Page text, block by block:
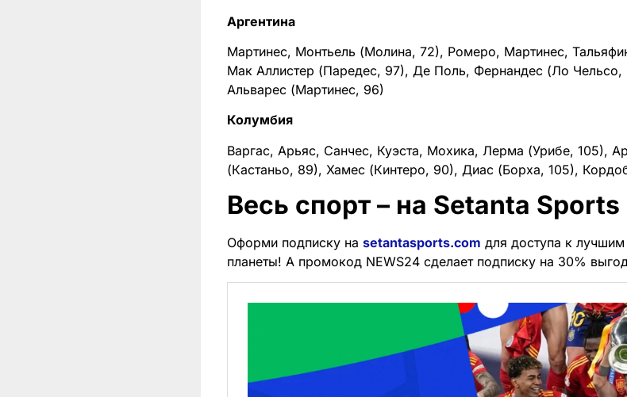
Аргентина
Мартинес, Монтьель (Молина, 72), Ромеро, Мартинес,
Мак Аллистер (Паредес, 97), Де Поль, Фернандес (Ло Чельсо,
Альварес (Мартинес, 96)
Колумбия
Варгас, Арьяс, Санчес, Куэста, Мохика, Лерма (Урибе, 105),
(Кастаньо, 89), Хамес (Кинтеро, 90), Диас (Борха, 105),
Весь спорт – на Setanta Sports
Оформи подписку наsetantasports.com для доступа к
планеты! А промокод NEWS24 сделает подписку на 30%